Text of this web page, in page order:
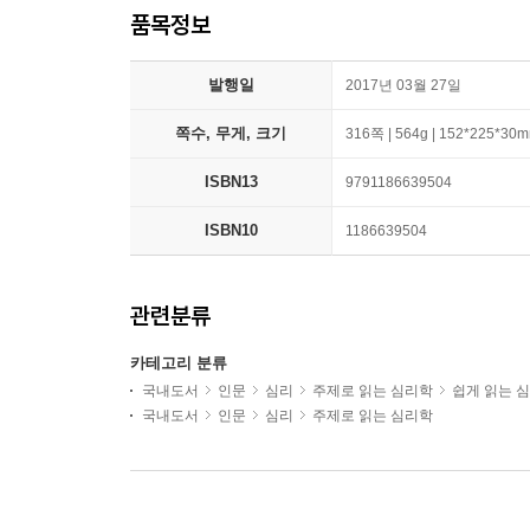
품목정보
발행일 2017년 03월 27일
쪽수, 무게, 크기 316쪽 | 564g |
ISBN13 9791186639504
ISBN10 1186639504
관련분류
카테고리 분류
국내도서 인문 심리 주제로 읽는 심리학
쉽게 읽는
국내도서
인문 심리 주제로 읽는 심리학